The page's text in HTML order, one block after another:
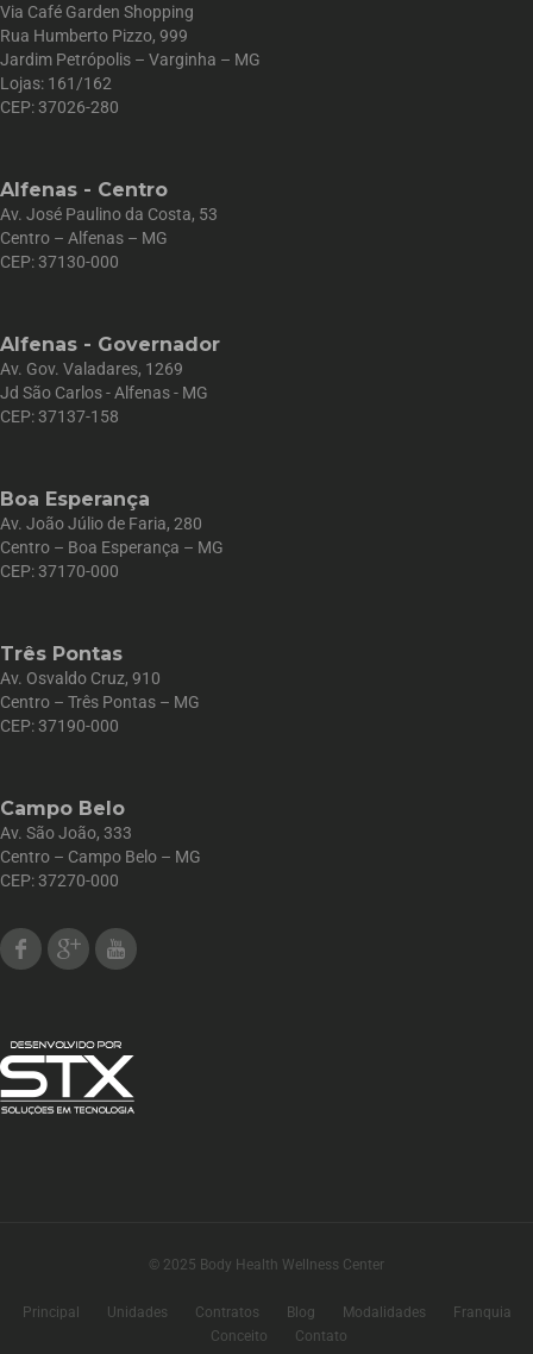
Via Café Garden Shopping
Rua Humberto Pizzo, 999
Jardim Petrópolis – Varginha – MG
Lojas: 161/162
CEP: 37026-280
Alfenas - Centro
Av. José Paulino da Costa, 53
Centro – Alfenas – MG
CEP: 37130-000
Alfenas - Governador
Av. Gov. Valadares, 1269
Jd São Carlos - Alfenas - MG
CEP: 37137-158
Boa Esperança
Av. João Júlio de Faria, 280
Centro – Boa Esperança – MG
CEP: 37170-000
Três Pontas
Av. Osvaldo Cruz, 910
Centro – Três Pontas – MG
CEP: 37190-000
Campo Belo
Av. São João, 333
Centro – Campo Belo – MG
CEP: 37270-000
FacebookGoogle Plus
© 2025 Body Health Wellness Center
Principal Unidades Contratos Blog Modalidades
Franquia
Conceito
Contato